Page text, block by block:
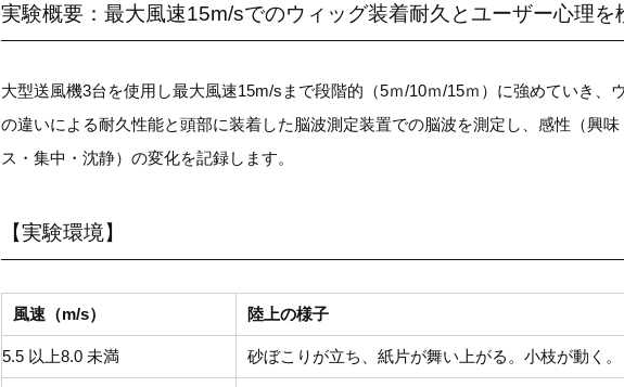
実験概要：最大風速15m/sでのウィッグ装着耐久とユーザー心理を
大型送風機3台を使用し最大風速15m/sまで段階的（5ｍ/10ｍ/15ｍ）に強めていき、
の違いによる耐久性能と頭部に装着した脳波測定装置での脳波を測定し、感性（興
ス・集中・沈静）の変化を記録します。
【実験環境】
風速（m/s） 陸上の様子
5.5 以上8.0 未満 砂ぼこりが立ち、紙片が舞い上がる。小枝が動く。